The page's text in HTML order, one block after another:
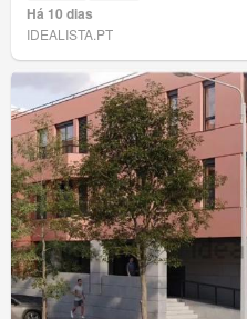
Há 10 dias
IDEALISTA.PT